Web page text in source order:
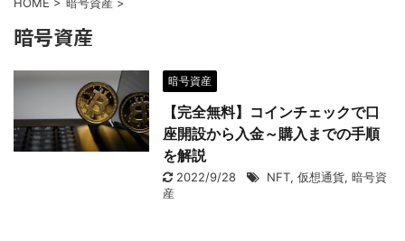
暗号資産
暗号資産
【完全無料】コインチェックで口
座開設から入金～購入までの手順
を解説
2022/9/28 NFT, 仮想通貨, 暗号資
産